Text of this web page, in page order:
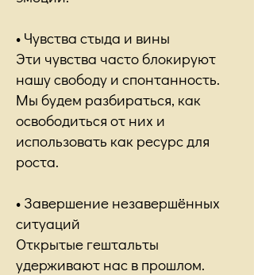
• Чувства стыда и вины
Эти чувства часто блокируют
нашу свободу и спонтанность.
Мы будем разбираться, как
освободиться от них и
использовать как ресурс для
роста.
• Завершение незавершённых
ситуаций
Открытые гештальты
удерживают нас в прошлом.